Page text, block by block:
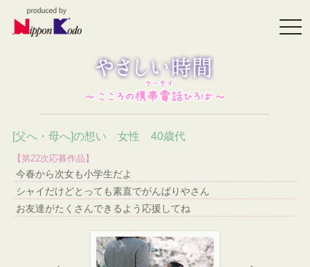
[父へ・母へ]の想い 女性 40歳代
【第22次応募作品】
今春から次女も小学生だよ
シャイだけどとっても素直でがんばりやさん
お友達がたくさんできるよう応援してね